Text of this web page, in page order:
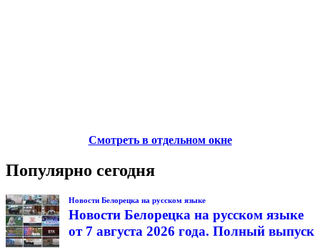
Смотреть в отдельном окне
Популярно сегодня
Новости Белорецка на русском языке
Новости Белорецка на русском языке
от 7 августа 2026 года. Полный выпуск